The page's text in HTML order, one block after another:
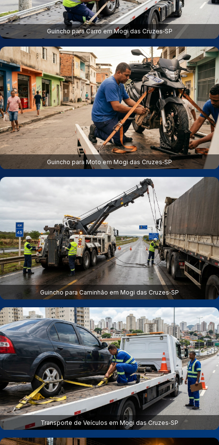
Guincho para Carro em Mogi das Cruzes‑SP
Guincho para Moto em Mogi das Cruzes‑SP
Guincho para Caminhão em Mogi das Cruzes‑SP
Transporte de Veículos em Mogi das Cruzes‑SP